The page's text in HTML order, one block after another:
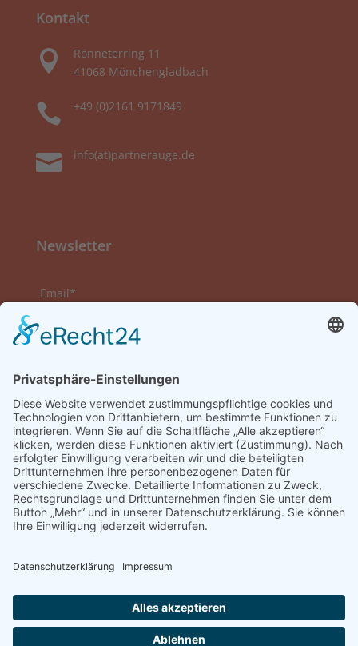
Kontakt

Rönneterring 11
41068 Mönchengladbach
 +49 (0)2161 9171849
 info(at)partnerauge.de
Newsletter
Email*
Nachname
Datenschutzerklärung zur Kenntnis genommen
und akzeptiert.